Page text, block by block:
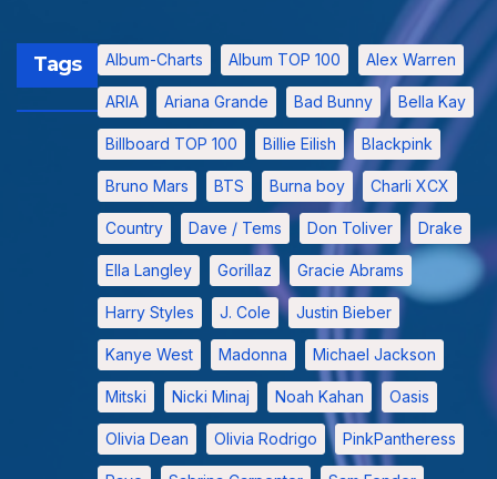
Tags Album-Charts Album TOP 100 Alex Warren
ARIA Ariana Grande Bad Bunny Bella Kay
Billboard TOP 100 Billie Eilish Blackpink
Bruno Mars BTS Burna boy Charli XCX
Country Dave / Tems Don Toliver Drake
Ella Langley Gorillaz Gracie Abrams
Harry Styles J. Cole Justin Bieber
Kanye West Madonna Michael Jackson
Mitski Nicki Minaj Noah Kahan Oasis
Olivia Dean Olivia Rodrigo PinkPantheress